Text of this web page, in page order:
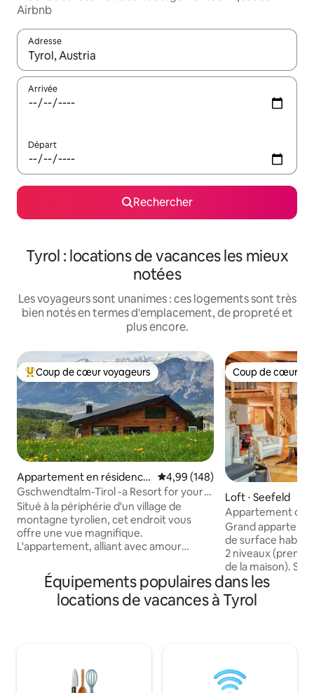
Airbnb
Adresse
Lorsque les résultats s'affichent, utilisez les flèches vers le
Arrivée
Départ
Rechercher
Tyrol : locations de vacances les mieux
notées
Les voyageurs sont unanimes : ces logements sont très
bien notés en termes d'emplacement, de propreté et
plus encore.
Coups de cœur voyageurs les plus appréciés
Coup de cœur voyageurs
Appartement en résidence
⋅ Innsbruck-Land
Évaluation moyenne sur la
4,99 (148)
Gschwendtalm-Tirol -a Resort for your
Take-Time
Situé à la périphérie d'un village de
montagne tyrolien, cet endroit vous
offre une vue magnifique.
L'appartement, alliant avec amour
de vous calmer et de vous ressourcer
instantanément. Un téléphérique à
proximité vous permet de pratiquer
BT-boxes, une place de parking sont
disponibles gratuitement ; pour le sauna,
Coup de cœur
Coup de cœur
Loft ⋅ Seefeld
Appartement de
terrasse, jardin
Grand
de surface
2 niveaux
de la maison).
230 m² En bas - Cuisine et salon
combinés avec
équipée, une
chambre
de détente - Espace
Équipements populaires dans les
locations de vacances à Tyrol